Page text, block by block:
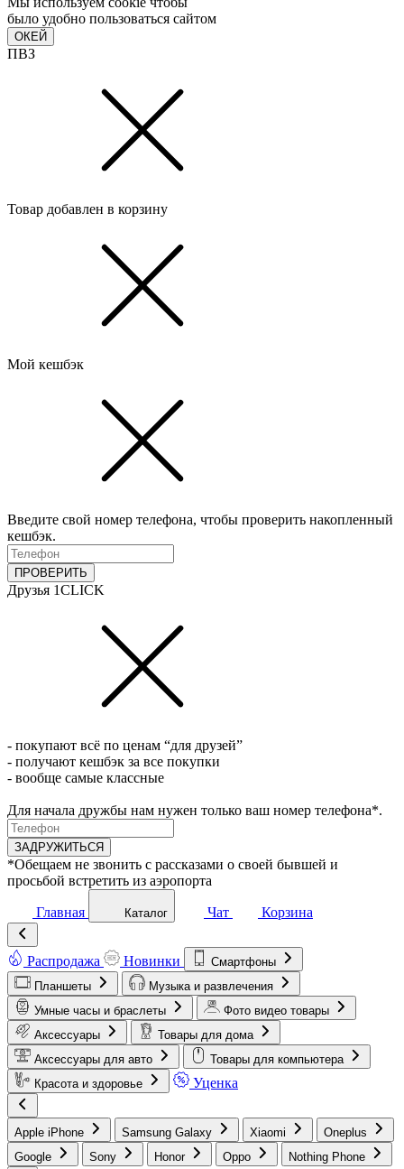
было удобно пользоваться сайтом
ОКЕЙ
ПВЗ
Товар добавлен в корзину
Мой кешбэк
Введите свой номер телефона, чтобы проверить накопленный
кешбэк.
ПРОВЕРИТЬ
Друзья 1CLICK
- покупают всё по ценам “для друзей”
- получают кешбэк за все покупки
- вообще самые классные
Для начала дружбы нам нужен только ваш номер телефона*.
ЗАДРУЖИТЬСЯ
*Обещаем не звонить с рассказами о своей бывшей и
просьбой встретить из аэропорта
Главная Каталог Чат Корзина
Распродажа Новинки
Смартфоны
Планшеты
Музыка и развлечения
Умные часы и браслеты
Фото видео товары
Аксессуары
Товары для дома
Аксессуары для авто
Товары для компьютера
Красота и здоровье
Уценка
Apple iPhone Samsung Galaxy Xiaomi
Oneplus
Google
Sony Honor Oppo Nothing Phone